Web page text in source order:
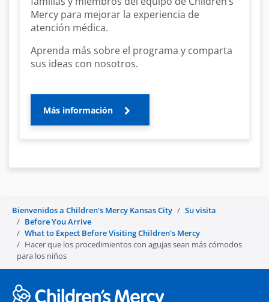
Mercy para mejorar la experiencia de
atención médica.
Aprenda más sobre el programa y comparta
sus ideas con nosotros.
Más información
Bienvenidos a Children's Mercy Kansas City
Su visita
Before You Arrive
What to Expect Before Visiting Children's Mercy
Hacer que los procedimientos con agujas sean más cómodos
para los niños